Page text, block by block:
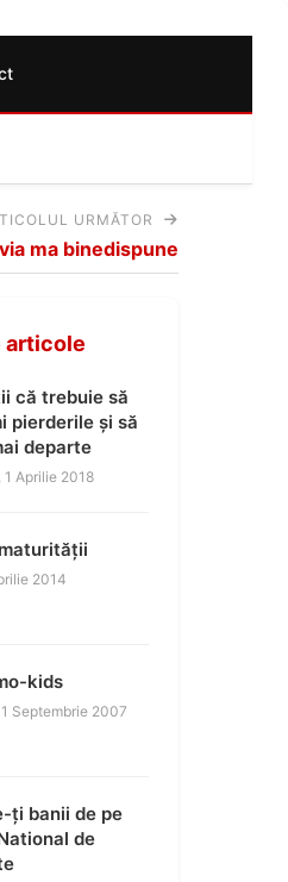
URMĂTOR
ma binedispune
articole
că trebuie să
pierderile și să
departe
1 Aprilie 2018
2014
kids
Septembrie 2007
ți banii de pe
de